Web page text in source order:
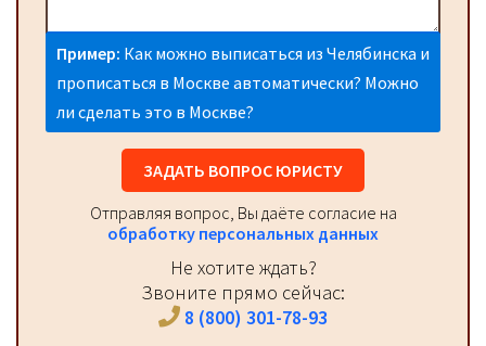
Пример: Как можно выписаться из Челябинска и
прописаться в Москве автоматически? Можно
ли сделать это в Москве?
ЗАДАТЬ ВОПРОС ЮРИСТУ
Отправляя вопрос, Вы даёте согласие на
обработку персональных данных
Не хотите ждать?
Звоните прямо сейчас:
8 (800) 301-78-93